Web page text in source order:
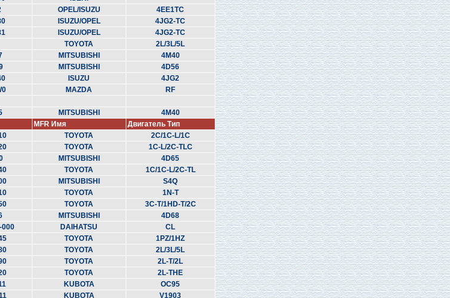
OPEL/ISUZU
4EE1TC
ISUZU/OPEL
4JG2-TC
ISUZU/OPEL
4JG2-TC
TOYOTA
2L/3L/5L
MITSUBISHI
4M40
MITSUBISHI
4D56
ISUZU
4JG2
MAZDA
RF
MITSUBISHI
4M40
MFR Имя
Двигатель Тип
TOYOTA
2C/1C-L/1C
TOYOTA
1C-L/2C-TLC
MITSUBISHI
4D65
TOYOTA
1C/1C-L/2C-TL
MITSUBISHI
S4Q
TOYOTA
1N-T
TOYOTA
3C-T/1HD-T/2C
MITSUBISHI
4D68
000 DAIHATSU
CL
TOYOTA
1PZ/1HZ
TOYOTA
2L/3L/5L
TOYOTA
2L-T/2L
TOYOTA
2L-THE
KUBOTA
OC95
KUBOTA
V1903